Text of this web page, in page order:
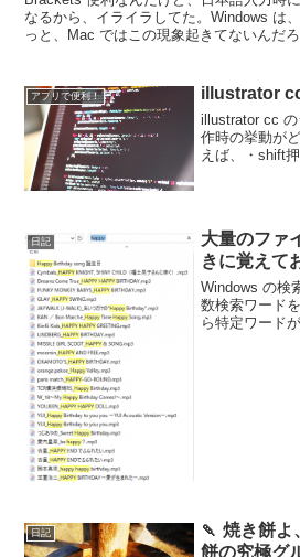
なるから、イライラしてた。Windows は
っと、Mac ではこの現象起きてないんだ
アプリで便利！ illustrator
illustrator cc
作時の挙動が
えば、・shift
日記
大量のファ
きに覚えて
Windows の検
数検索ワード
ら特定ワード
日記
🍡 焼き餅よ
餅の究極グ